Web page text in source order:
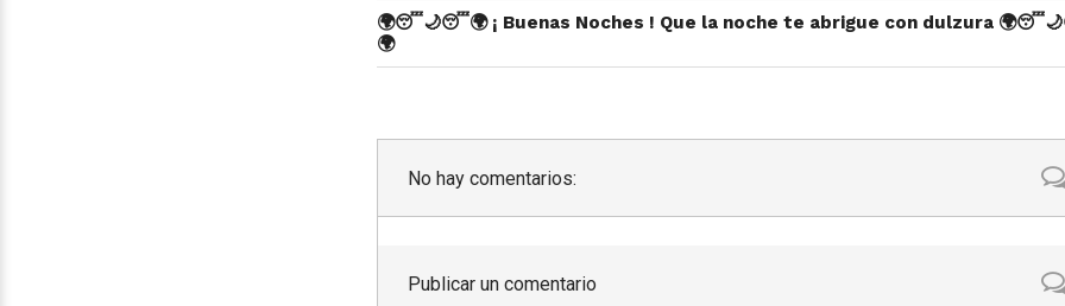
🌍😴🌙😴🌍 ¡ Buenas Noches ! Que la noche te abrigue con dulzura
🌍
No hay comentarios:
Publicar un comentario